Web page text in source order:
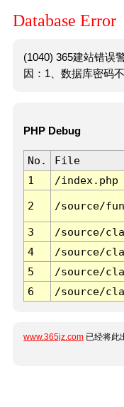
Database Error
(1040) 365建站错误
因：1、数据库密码
PHP Debug
No. File
1
/index.php
2 /source/
3 /source/
4
/source/
5
/source/
6
/source/
www.365jz.com 已经将此